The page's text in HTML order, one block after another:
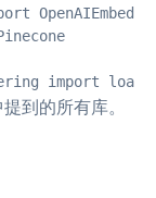
import
到的所有库。